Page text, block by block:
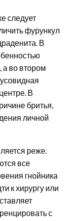
следует
фурункул
В
а во втором
В
бритья,
личной
реже.
все
гнойника
к хирургу или
с